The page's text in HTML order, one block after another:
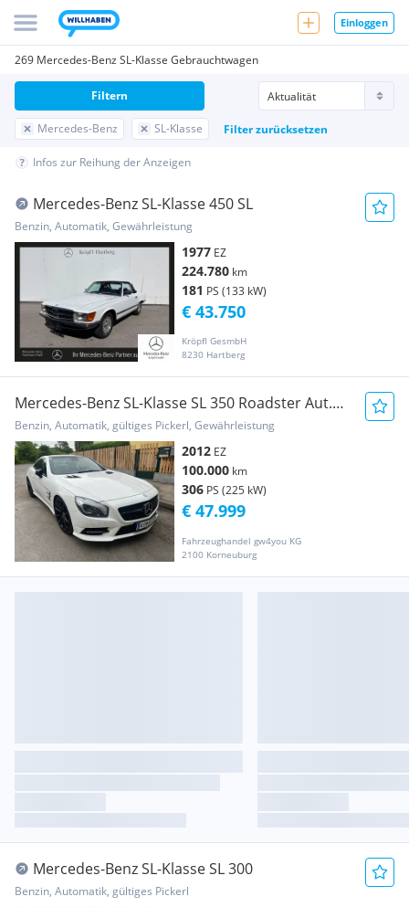
Einloggen
269 Mercedes-Benz SL-Klasse Gebrauchtwagen
Mercedes-Benz SL-Klasse Filter zurücksetzen
Filtern
Infos zur Reihung der Anzeigen
Mercedes-Benz SL-Klasse 450 SL
Benzin, Automatik, Gewährleistung
1977 EZ
224.780 km
181 PS (133 kW)
Kröpfl GesmbH
8230 Hartberg
€ 43.750
Mercedes-Benz SL-Klasse SL 350 Roadster Aut.
AMG 63 Paket
Benzin, Automatik, gültiges Pickerl, Gewährleistung
2012 EZ
100.000 km
306 PS (225 kW)
Fahrzeughandel gw4you KG
2100 Korneuburg
€ 47.999
Mercedes-Benz SL-Klasse SL 300
Benzin, Automatik, gültiges Pickerl